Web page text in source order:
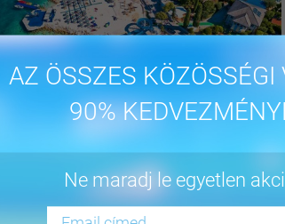
AZ ÖSSZES
90%
Ne maradj le egyetlen
16%